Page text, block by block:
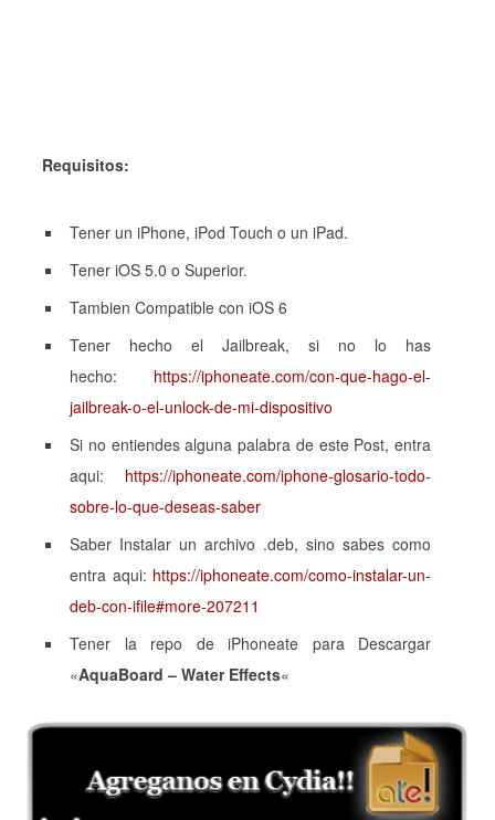
Requisitos:
Tener un iPhone, iPod Touch o un iPad.
Tener iOS 5.0 o Superior.
Tambien Compatible con iOS 6
Tener hecho el Jailbreak, si no lo has
hecho: https://iphoneate.com/con-que-hago-el-
jailbreak-o-el-unlock-de-mi-dispositivo
Si no entiendes alguna palabra de este Post, entra
aqui: https://iphoneate.com/iphone-glosario-todo-
sobre-lo-que-deseas-saber
Saber Instalar un archivo .deb, sino sabes como
entra aqui: https://iphoneate.com/como-instalar-un-
deb-con-ifile#more-207211
Tener la repo de iPhoneate para Descargar
«AquaBoard – Water Effects«